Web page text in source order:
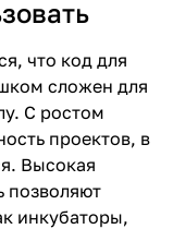
что код для
сложен для
С ростом
проектов, в
Высокая
позволяют
инкубаторы,